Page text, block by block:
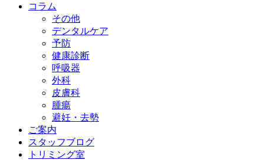
コラム
その他
デンタルケア
予防
健康診断
呼吸器
外科
皮膚科
腫瘍
避妊・去勢
ご案内
スタッフブログ
トリミング室